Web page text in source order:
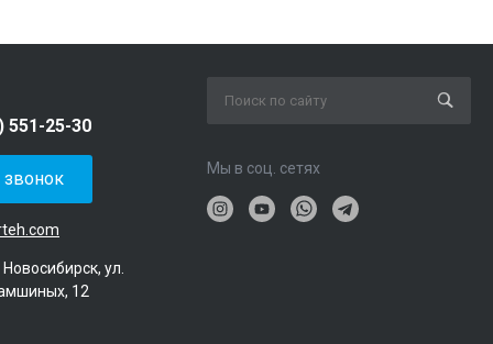
551-25-30
звонок
Новосибирск, ул.
12
Мы в соц. сетях